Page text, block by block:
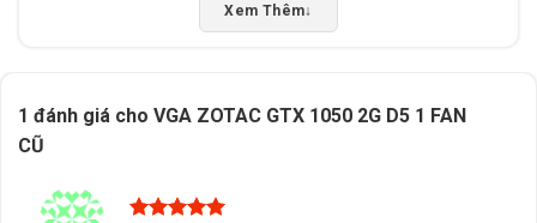
Xem Thêm↓
1 đánh giá cho VGA ZOTAC GTX 1050 2G D5 1 FAN
CŨ